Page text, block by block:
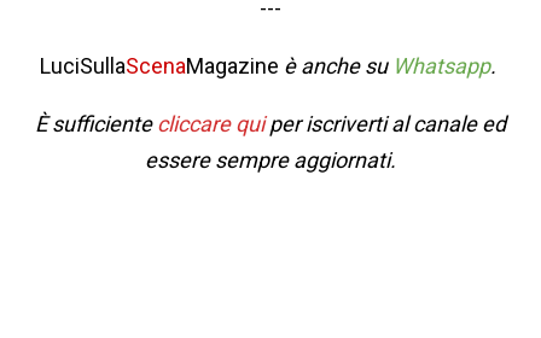
---
LuciSullaScenaMagazine è anche su Whatsapp.
È sufficientecliccare quiper iscriverti al canale ed
essere sempre aggiornati.